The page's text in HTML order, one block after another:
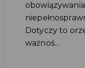
Dotyczy to
ważnoś...